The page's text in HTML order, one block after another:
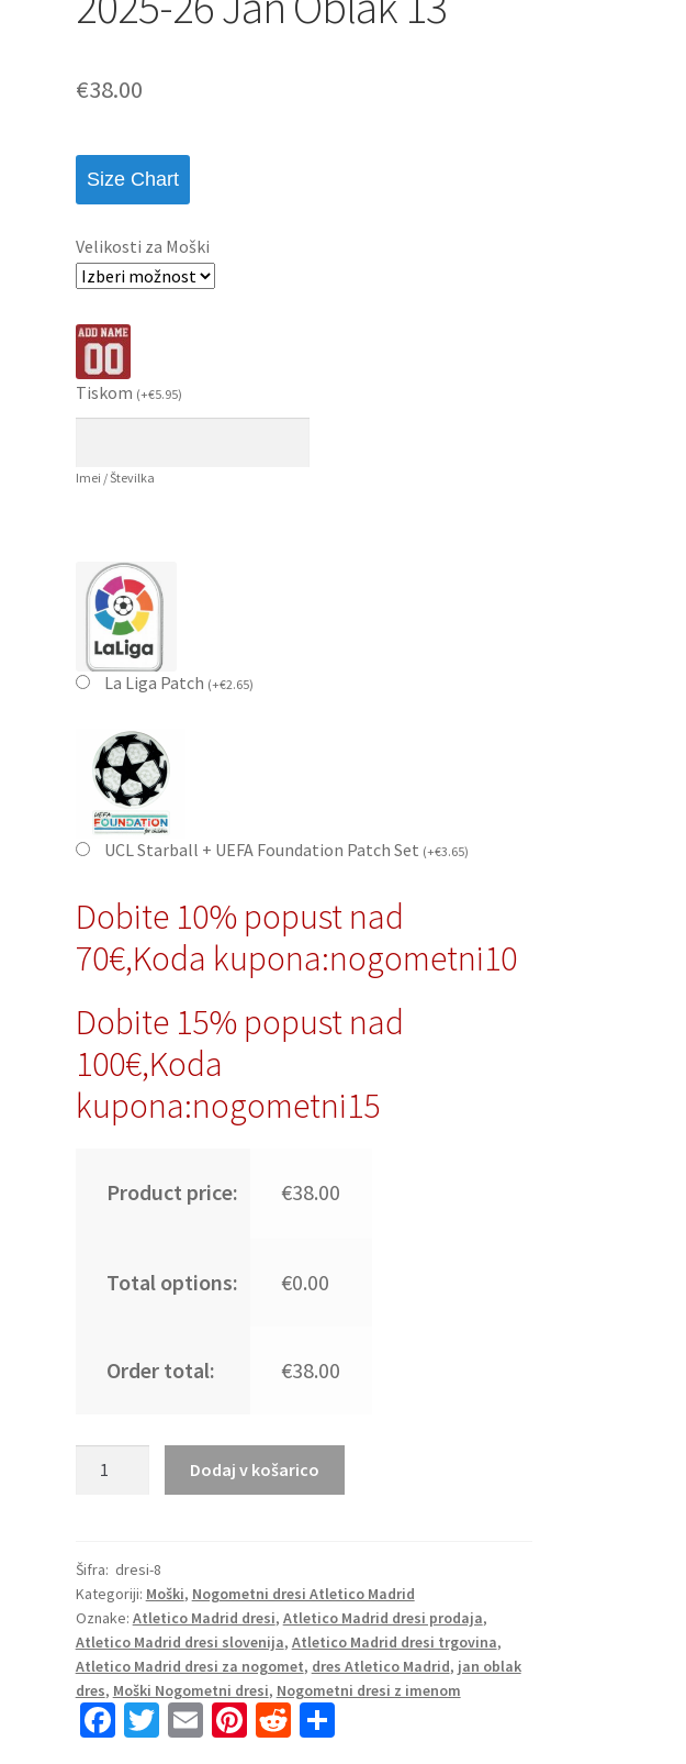
€38.00
Size Chart
Velikosti za Moški
Tiskom (+€5.95)
Imei / Številka
La Liga Patch (+€2.65)
UCL Starball + UEFA Foundation Patch Set (+€3.65)
Dobite 10% popust nad
70€,Koda kupona:nogometni10
Dobite 15% popust nad
100€,Koda
kupona:nogometni15
Product price: €38.00
Total options: €0.00
Order total: €38.00
Madrid
Vratar
2025-
26
Jan
Oblak
13
Dodaj v košarico
Šifra: dresi-8
Kategoriji: Moški, Nogometni dresi Atletico Madrid
Oznake: Atletico Madrid dresi, Atletico Madrid dresi prodaja,
Atletico Madrid dresi slovenija, Atletico Madrid dresi trgovina,
Atletico Madrid dresi za nogomet, dres Atletico Madrid, jan oblak
dres, Moški Nogometni dresi, Nogometni dresi z imenom
Fa T E Pi R S